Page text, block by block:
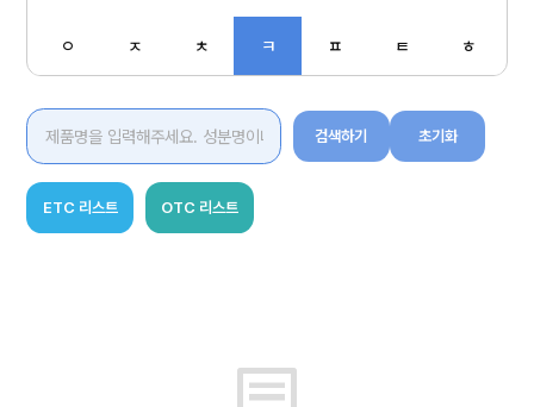
ㅇ ㅈ ㅊ ㅋ ㅍ ㅌ ㅎ
검색하기 초기화
ETC 리스트 OTC 리스트